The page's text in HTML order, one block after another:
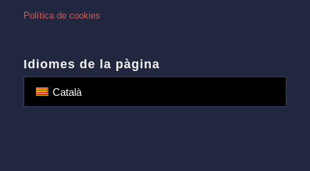
Política de cookies
Idiomes de la pàgina
Català